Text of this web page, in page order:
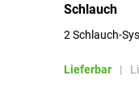
Schlauch
2 Schlauch-
Lieferbar |